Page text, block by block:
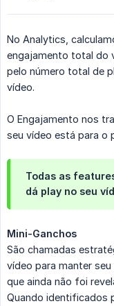
No Analytics,
engajamento total do
pelo número total de
vídeo.
O Engajamento nos
seu vídeo está para o
Todas as
dá play no seu
Mini-Ganchos
São chamadas
vídeo para manter
que ainda não foi
Quando identificados